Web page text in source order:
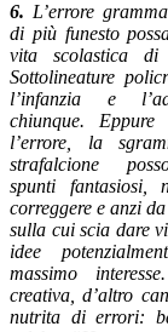
6. L’errore
di più funesto
vita scolastica di
Sottolineature
l’infanzia e
chiunque. Eppure
l’errore, la
strafalcione
spunti fantasiosi,
correggere e anzi
sulla cui scia dare
idee
massimo
creativa, d’altro
nutrita di errori: